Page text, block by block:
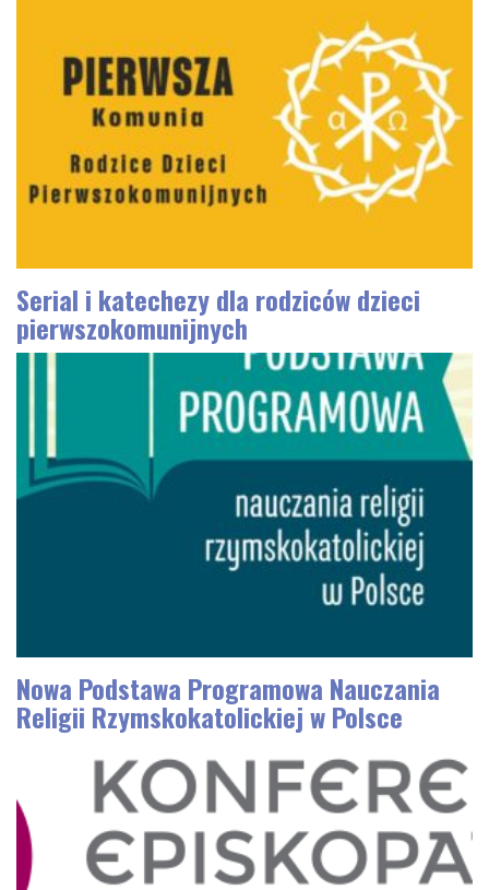
Serial i katechezy dla rodziców dzieci
pierwszokomunijnych
Nowa Podstawa Programowa Nauczania
Religii Rzymskokatolickiej w Polsce